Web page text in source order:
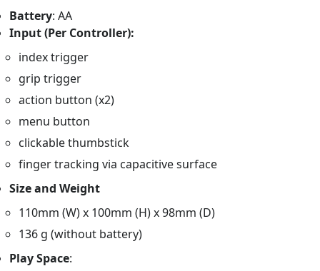
Battery: AA
Input (Per Controller):
index trigger
grip trigger
action button (x2)
menu button
clickable thumbstick
finger tracking via capacitive surface
Size and Weight
110mm (W) x 100mm (H) x 98mm (D)
136 g (without battery)
Play Space: